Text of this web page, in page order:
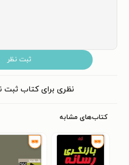
ثبت نظر
نظری برای کتاب
کتاب‌های مشابه